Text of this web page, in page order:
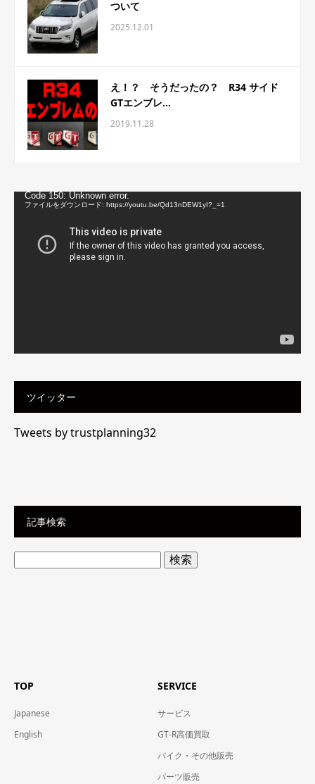
ついて
2025.12.01
え！？ そうだったの？ R34 サイド
GTエンブレ...
2019.11.28
動Code 150: Unknown error.
ファイルをダウンロード: https://youtu.be/Qd13nDEW1yI?_=1
ツイッター
Tweets by trustplanning32
記事検索
検
索:
TOP
Japanese
English
SERVICE
サービス
GT-R高価買取
バイク・その他販売
パーツ販売